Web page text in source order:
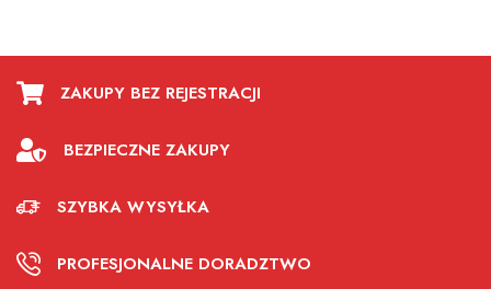
ZAKUPY BEZ REJESTRACJI
BEZPIECZNE ZAKUPY
SZYBKA WYSYŁKA
PROFESJONALNE DORADZTWO